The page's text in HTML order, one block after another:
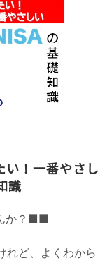
い！一番やさし
識
か？■■
れど、よくわから